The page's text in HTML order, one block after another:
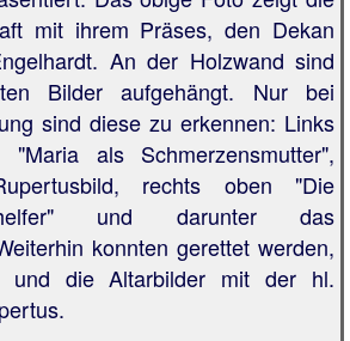
mit ihrem Präses, den Dekan
An der Holzwand sind
Bilder aufgehängt. Nur bei
sind diese zu erkennen: Links
als Schmerzensmutter",
rechts oben "Die
und darunter das
konnten gerettet werden,
und die Altarbilder mit der hl.